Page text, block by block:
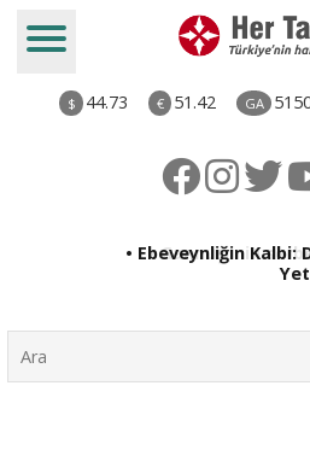
$ 44.73 € 51.42 GA
• Ebeveynliğin Kalbi: